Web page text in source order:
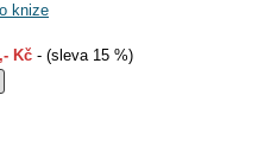
knize
Kč - (sleva 15 %)